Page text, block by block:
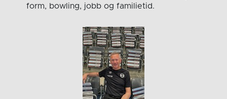
form, bowling, jobb og familietid.